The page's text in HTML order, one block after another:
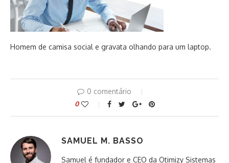
Homem de camisa social e gravata olhando para um laptop.
0 comentário
0
SAMUEL M. BASSO
Samuel é fundador e CEO da Otimizy Sistemas